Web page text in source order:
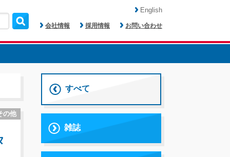
会社情報 採用情報 お問い合わせ
English
すべて
雑誌
の他